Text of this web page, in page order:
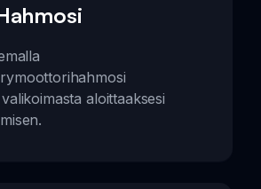
aloittaaksesi